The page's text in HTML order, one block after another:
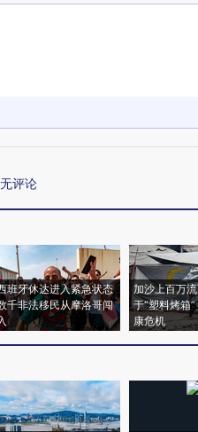
评论
班牙休达进入紧急状态
千非法移民从摩洛哥闯
加沙上百万
于“塑料烤箱
康危机